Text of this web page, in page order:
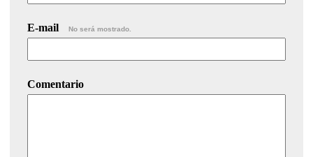
E-mail No será mostrado.
Comentario